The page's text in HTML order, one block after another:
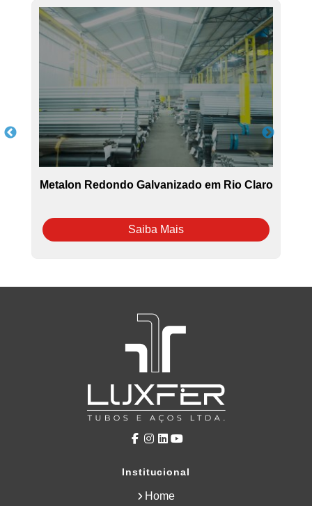
Metalon Redondo Galvanizado em Rio Claro
Saiba Mais
Institucional
Home